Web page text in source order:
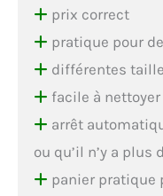
prix correct
pratique pour
différentes
facile à nettoyer
arrêt
ou qu’il n’y a plus
panier pratique